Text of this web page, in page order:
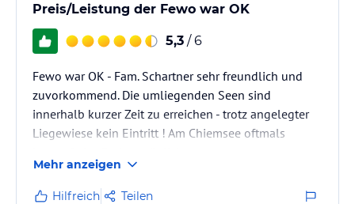
Preis/Leistung der Fewo war OK
5,3 / 6
Fewo war OK - Fam. Schartner sehr freundlich und
zuvorkommend. Die umliegenden Seen sind
innerhalb kurzer Zeit zu erreichen - trotz angelegter
Liegewiese kein Eintritt ! Am Chiemsee oftmals
Mehr anzeigen
Hilfreich Teilen